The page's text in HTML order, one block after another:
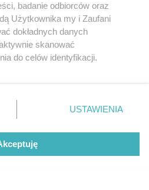
badanie odbiorców oraz
Użytkownika my i Zaufani
dokładnych danych
skanować
do celów identyfikacji.
przycisk ustawień prywatności
rogu strony
nie wymagają zgody
sprzeciwić się takiemu
USTAWIENIA